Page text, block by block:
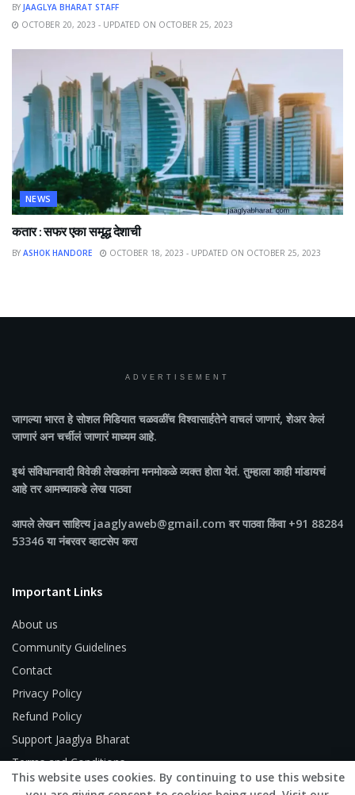
BY JAAGLYA BHARAT STAFF
OCTOBER 20, 2023 - UPDATED ON OCTOBER 25, 2023
NEWS
कतार : सफर एका समृद्ध देशाची
BY ASHOK HANDORE OCTOBER 18, 2023 - UPDATED ON OCTOBER 25, 2023
ADVERTISEMENT
जागल्या भारतहे सोशल मिडियात चळवळींच विश्वासार्हतेने वाचलं जाणारं, शेअर केलं
जाणारं अन चर्चीलं जाणारं माध्यम आहे.
इथं संविधानवादी विवेकी लेखकांना मनमोकळे व्यक्त होता येतं. तुम्हाला काही मांडायचं
आहे तर आमच्याकडे लेख पाठवा
आपले लेखन साहित्य jaaglyaweb@gmail.com वर पाठवा किंवा +91 88284
53346 या नंबरवर व्हाटसेप करा
Important Links
About us
Community Guidelines
Contact
Privacy Policy
Refund Policy
Support Jaaglya Bharat
Terms and Conditions
This website uses cookies. By continuing to use this website